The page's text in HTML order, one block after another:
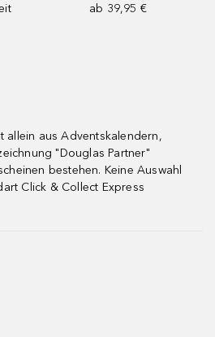
ab 39,95 €
allein aus Adventskalendern,
"Douglas Partner"
bestehen. Keine Auswahl
Click & Collect Express